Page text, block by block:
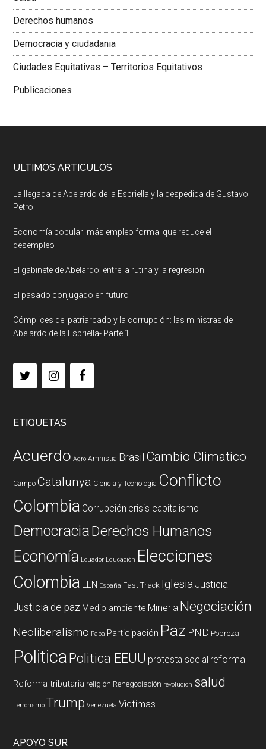
Derechos humanos
Democracia y ciudadania
Ciudades Equitativas – Territorios Equitativos
Publicaciones
ULTIMOS ARTICULOS
La llegada de Abelardo de la Espriella y la despedida de Gustavo
Petro
Economía popular: más empleo formal que reduce el
desempleo
El gabinete de Abelardo: entre la rutina y la regresión
El pasado conjugado en futuro
Cómplices del patriarcado y la corrupción: las ministras de
Abelardo de la Espriella- Parte 1
ETIQUETAS
Acuerdo Agro Amnistia Brasil Cambio Climatico
Campo Catalunya Ciencia y Tecnología Conflicto
Colombia Corrupción crisis capitalismo
DemocraciaDerechos Humanos
Economía Ecuador Educación Elecciones
Colombia ELN España Fast Track Iglesia Justicia
Justicia de paz Medio ambiente Mineria Negociación
Neoliberalismo Papa Participación Paz PND Pobreza
PoliticaPolitica EEUU protesta social reforma
Reforma tributaria religión Renegociación revolucion salud
Terrorismo Trump Venezuela Victimas
APOYO SUR